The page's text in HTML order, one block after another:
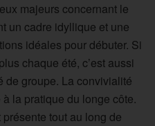
majeurs concernant le
un cadre idyllique et une
idéales pour débuter. Si
chaque été, c’est aussi
de groupe. La convivialité
la pratique du longe côte.
tout au long de